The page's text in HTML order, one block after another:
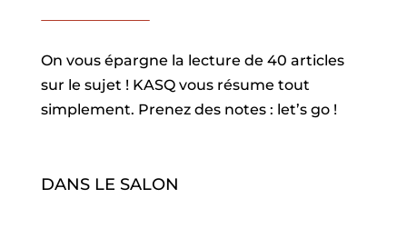
On vous épargne la lecture de 40 articles
sur le sujet ! KASQ vous résume tout
simplement. Prenez des notes : let’s go !
DANS LE SALON